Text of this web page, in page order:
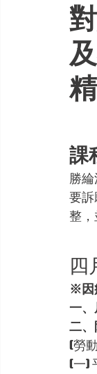
課
勝
要訴
整，
四
※因
一
二
(勞
(一)